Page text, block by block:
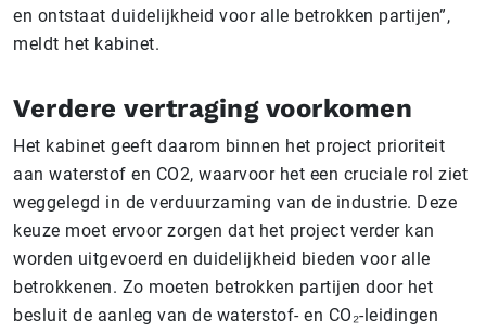
en ontstaat duidelijkheid voor alle betrokken partijen”,
meldt het kabinet.
Verdere vertraging voorkomen
Het kabinet geeft daarom binnen het project prioriteit
aan waterstof en CO2, waarvoor het een cruciale rol ziet
weggelegd in de verduurzaming van de industrie. Deze
keuze moet ervoor zorgen dat het project verder kan
worden uitgevoerd en duidelijkheid bieden voor alle
betrokkenen. Zo moeten betrokken partijen door het
besluit de aanleg van de waterstof- en CO₂-leidingen